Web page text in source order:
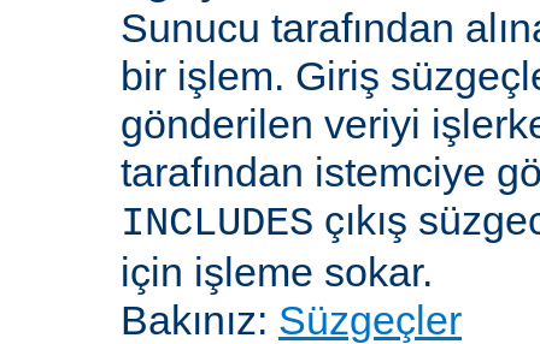
Sunucu tarafından
bir işlem. Giriş
gönderilen veriyi
tarafından istemciye
INCLUDES çıkış
için işleme sokar.
Bakınız: Süzgeçler